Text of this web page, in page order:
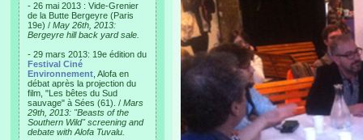
- 26 mai 2013 : Vide-Grenier
de la Butte Bergeyre (Paris
19e) / May 26th, 2013:
Bergeyre hill back yard sale.
- 29 mars 2013: 19e édition du
Festival Ciné
Environnement , Alofa en
débat après la projection du
film, "Les bêtes du Sud
sauvage" à Sées (61). / Mars
29th, 2013: "Beasts of the
Southern Wild" screening and
debate with Alofa Tuvalu.